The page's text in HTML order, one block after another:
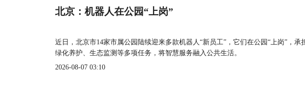
北京：机器人在公园“上岗”
近日，北京市14家市属公园陆续迎来多款机器人“新员工”，它们在公园“上岗”，
绿化养护、生态监测等多项任务，将智慧服务融入公共生活。
2026-08-07 03:10